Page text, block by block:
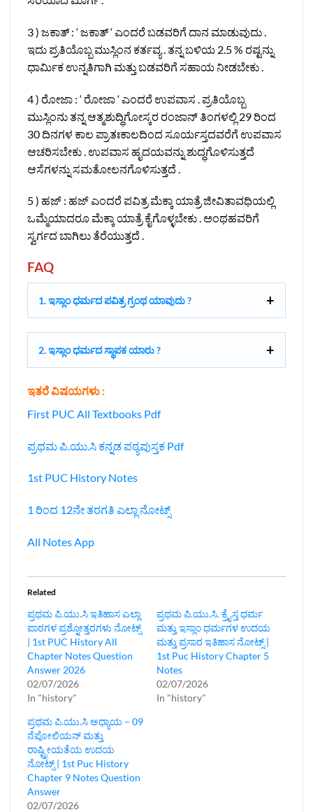
3 ) ಜಕಾತ್ : ‘ ಜಕಾತ್ ‘ ಎಂದರೆ ಬಡವರಿಗೆ ದಾನ ಮಾಡುವುದು .
ಇದು ಪ್ರತಿಯೊಬ್ಬ ಮುಸ್ಲಿಂನ ಕರ್ತವ್ಯ . ತನ್ನ ಬಳಿಯ 2.5 % ರಷ್ಟನ್ನು
ಧಾರ್ಮಿಕ ಉನ್ನತಿಗಾಗಿ ಮತ್ತು ಬಡವರಿಗೆ ಸಹಾಯ ನೀಡಬೇಕು .
4 ) ರೋಜಾ : ‘ ರೋಜಾ ‘ ಎಂದರೆ ಉಪವಾಸ . ಪ್ರತಿಯೊಬ್ಬ
ಮುಸ್ಲಿಂನು ತನ್ನ ಆತ್ಮಶುದ್ಧಿಗೋಸ್ಕರ ರಂಜಾನ್ ತಿಂಗಳಲ್ಲಿ 29 ರಿಂದ
30 ದಿನಗಳ ಕಾಲ ಪ್ರಾತಃಕಾಲದಿಂದ ಸೂರ್ಯಸ್ತದವರೆಗೆ ಉಪವಾಸ
ಆಚರಿಸಬೇಕು . ಉಪವಾಸ ಹೃದಯವನ್ನು ಶುದ್ಧಗೊಳಿಸುತ್ತದೆ
ಆಸೆಗಳನ್ನು ಸಮತೋಲನಗೊಳಿಸುತ್ತದೆ .
5 ) ಹಜ್ : ಹಜ್ ಎಂದರೆ ಪವಿತ್ರ ಮೆಕ್ಕಾ ಯಾತ್ರೆ ಜೀವಿತಾವಧಿಯಲ್ಲಿ
ಒಮ್ಮೆಯಾದರೂ ಮೆಕ್ಕಾ ಯಾತ್ರೆ ಕೈಗೊಳ್ಳಬೇಕು . ಅಂಥಹವರಿಗೆ
ಸ್ವರ್ಗದ ಬಾಗಿಲು ತೆರೆಯುತ್ತದೆ .
FAQ
1. ಇಸ್ಲಾಂ ಧರ್ಮದ ಪವಿತ್ರ ಗ್ರಂಥ ಯಾವುದು ?
2. ಇಸ್ಲಾಂ ಧರ್ಮದ ಸ್ಥಾಪಕ ಯಾರು ?
ಇತರೆ ವಿಷಯಗಳು :
First PUC All Textbooks Pdf
ಪ್ರಥಮ ಪಿ.ಯು.ಸಿ ಕನ್ನಡ ಪಠ್ಯಪುಸ್ತಕ Pdf
1st PUC History Notes
1 ರಿಂದ 12ನೇ ತರಗತಿ ಎಲ್ಲಾ ನೋಟ್ಸ್
All Notes App
Related
ಪ್ರಥಮ ಪಿ.ಯು.ಸಿ ಇತಿಹಾಸ ಎಲ್ಲಾ
ಪಾಠಗಳ ಪ್ರಶ್ನೋತ್ತರಗಳು ನೋಟ್ಸ್‌
| 1st PUC History All
Chapter Notes Question
Answer 2026
02/07/2026
In "history"
‌ಪ್ರಥಮ ಪಿ.ಯು.ಸಿ. ಕ್ರೈಸ್ತ ಧರ್ಮ
ಮತ್ತು ಇಸ್ಲಾಂ ಧರ್ಮಗಳ ಉದಯ
ಮತ್ತು ಪ್ರಸಾರ ಇತಿಹಾಸ ನೋಟ್ಸ್ |
1st Puc History Chapter 5
Notes
02/07/2026
In "history"
ಪ್ರಥಮ ಪಿ.ಯು.ಸಿ ಅಧ್ಯಾಯ – 09
ನೆಪೋಲಿಯನ್ ಮತ್ತು
ರಾಷ್ಟ್ರೀಯತೆಯ ಉದಯ
ನೋಟ್ಸ್‌ | 1st Puc History
Chapter 9 Notes Question
Answer
02/07/2026